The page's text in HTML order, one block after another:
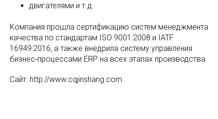
двигателями и т. д.
Компания прошла сертификацию систем менеджмента
качества по стандартам ISO 9001:2008 и IATF
16949:2016, а также внедрила систему управления
бизнес‑процессами ERP на всех этапах производства.
Сайт: http://www.cqjinshang.com